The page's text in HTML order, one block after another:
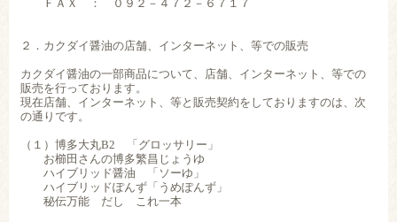
ＦＡＸ ： ０９２－４７２－６７１７
２．カクダイ醤油の店舗、インターネット、等での販売
カクダイ醤油の一部商品について、店舗、インターネット、等での
販売を行っております。
現在店舗、インターネット、等と販売契約をしておりますのは、次
の通りです。
（１）博多大丸B2 「グロッサリー」
お櫛田さんの博多繁昌じょうゆ
ハイブリッド醤油 「ソーゆ」
ハイブリッドぽんず「うめぽんず」
秘伝万能 だし これ一本